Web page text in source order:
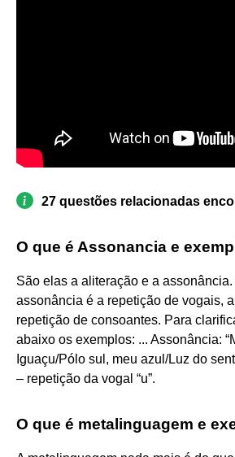
27 questões relacionadas
O que é Assonancia e
São elas a aliteração e a
assonância é a repetição de vogais,
repetição de consoantes. Para
abaixo os exemplos: ... Assonância:
Iguaçu/Pólo sul, meu azul/Luz do
– repetição da vogal “u”.
O que é metalinguagem e